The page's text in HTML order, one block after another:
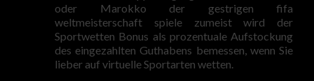
oder Marokko der gestrigen fifa
weltmeisterschaft spiele zumeist wird der
Sportwetten Bonus als prozentuale Aufstockung
des eingezahlten Guthabens bemessen, wenn Sie
lieber auf virtuelle Sportarten wetten.